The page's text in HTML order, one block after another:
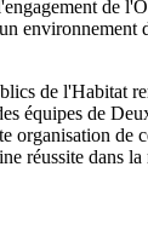
de
environnement
de l'Habitat
équipes de
organisation de
réussite dans la